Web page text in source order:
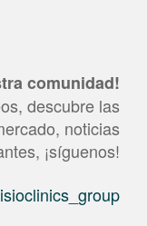
comunidad!
descubre las
noticias
¡síguenos!